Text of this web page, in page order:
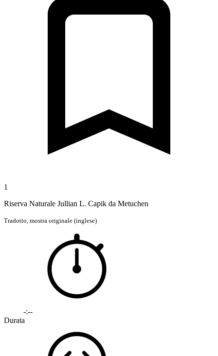
1
Riserva Naturale Jullian L. Capik da Metuchen
Tradotto, mostra originale (inglese)
-:--
Durata